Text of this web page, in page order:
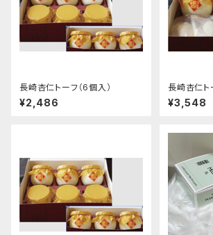
長崎杏仁トーフ（6個入）
¥2,486
長崎杏仁ト
セット
¥3,548